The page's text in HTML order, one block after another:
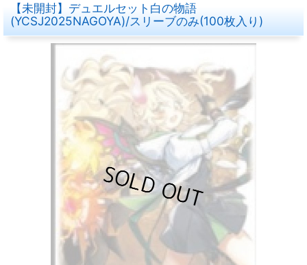
【未開封】デュエルセット白の物語
(YCSJ2025NAGOYA)/スリーブのみ(100枚入り)